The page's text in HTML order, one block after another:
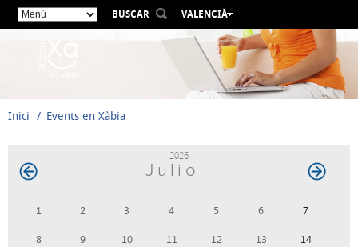
BUSCAR
VALENCIÀ
ESPAÑOL
ENGLISH
FRANÇAIS
Inici Events en Xàbia
2026
Julio
1 2 3 4 5 6 7
8 9 10 11 12 13 14